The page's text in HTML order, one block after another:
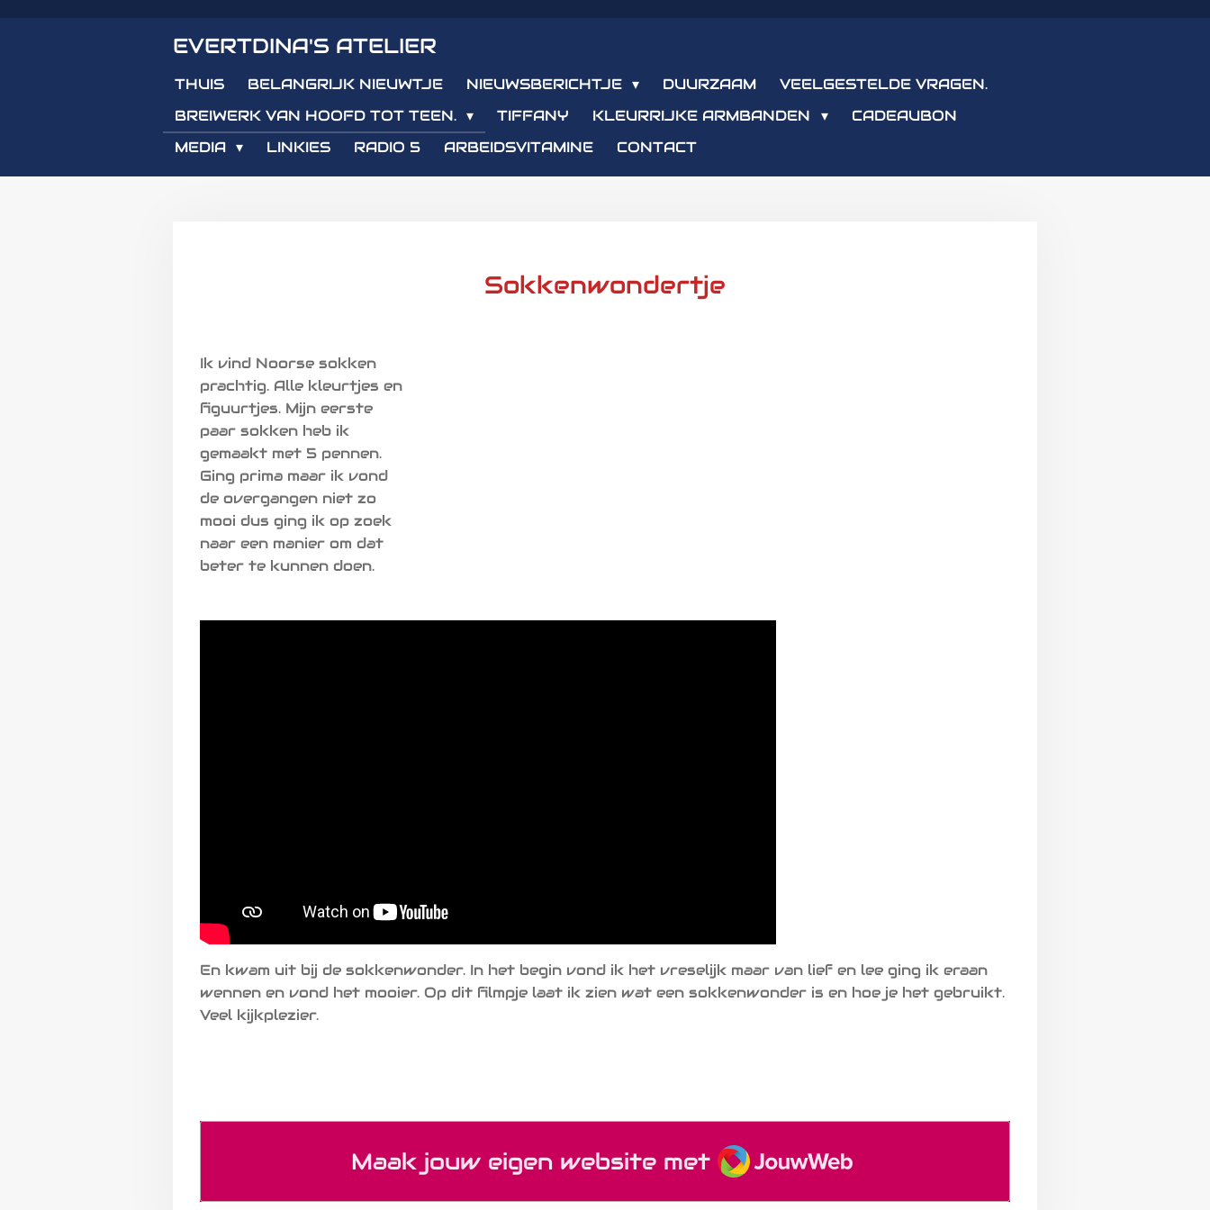
EVERTDINA'S ATELIER
THUIS BELANGRIJK NIEUWTJE NIEUWSBERICHTJE DUURZAAM
VEELGESTELDE VRAGEN.
BREIWERK VAN HOOFD TOT TEEN.
TIFFANY KLEURRIJKE ARMBANDEN
CADEAUBON
MEDIA
LINKIES RADIO 5 ARBEIDSVITAMINE CONTACT
Sokkenwondertje
Ik vind Noorse sokken
prachtig. Alle kleurtjes en
figuurtjes. Mijn eerste
paar sokken heb ik
gemaakt met 5 pennen.
Ging prima maar ik vond
de overgangen niet zo
mooi dus ging ik op zoek
naar een manier om dat
beter te kunnen doen.
En kwam uit bij de sokkenwonder. In het begin vond ik het vreselijk maar van lief en lee ging ik eraan
wennen en vond het mooier. Op dit filmpje laat ik zien wat een sokkenwonder is en hoe je het gebruikt.
Veel kijkplezier.
Maak jouw eigen website met JouwWeb